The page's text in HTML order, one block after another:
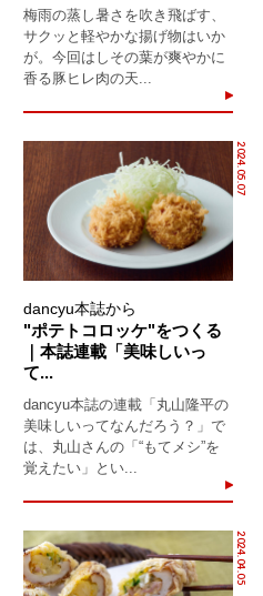
梅雨の蒸し暑さを吹き飛ばす、
サクッと軽やかな揚げ物はいか
が。今回はしその葉が爽やかに
香る豚ヒレ肉の天...
2024.05.07
dancyu本誌から
"ポテトコロッケ"をつくる
｜本誌連載「美味しいっ
て...
dancyu本誌の連載「丸山隆平の
美味しいってなんだろう？」で
は、丸山さんの「“もてメシ”を
覚えたい」とい...
2024.04.05